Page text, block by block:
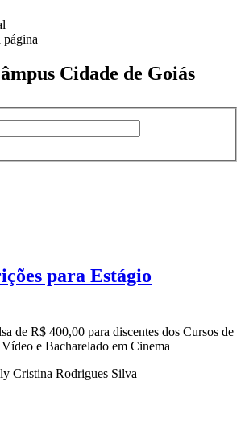
página
Cidade de Goiás
para Estágio
de R$ 400,00 para discentes dos Cursos de
e Bacharelado em Cinema
Cristina Rodrigues Silva